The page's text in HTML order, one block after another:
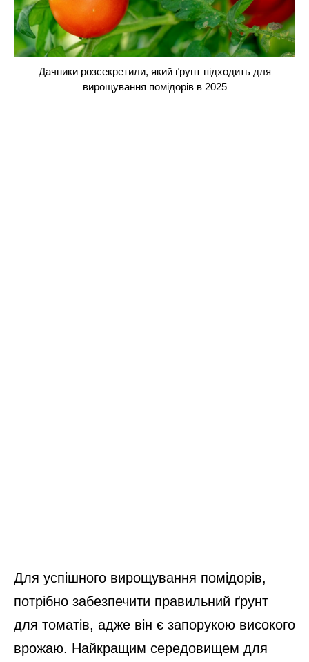
Дачники розсекретили, який ґрунт підходить для
вирощування помідорів в 2025
Для успішного вирощування помідорів,
потрібно забезпечити правильний ґрунт
для томатів, адже він є запорукою високого
врожаю. Найкращим середовищем для